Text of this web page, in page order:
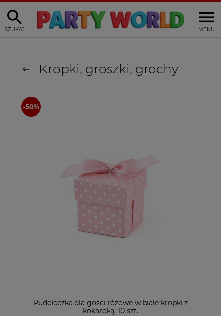
MENU
SZUKAJ
Kropki, groszki, grochy
Pudełeczka dla gości różowe w białe kropki z
kokardką, 10 szt.